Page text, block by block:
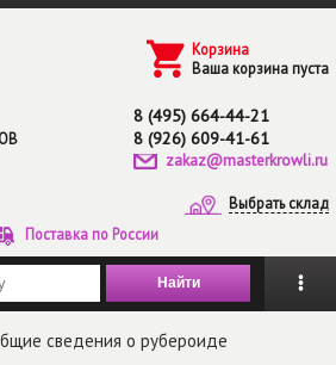
8 (495) 664-44-21
8 (926) 609-41-61
zakaz@masterkrowli.ru
Выбрать склад
Поставка по России
Корзина
Ваша корзина пуста
поиска
сведения о рубероиде